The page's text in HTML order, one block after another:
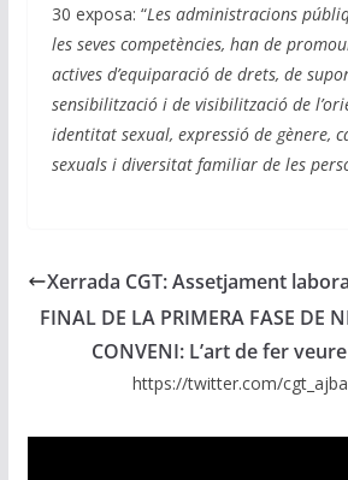
30 exposa: “Les administracions
les seves competències, han de
actives d’equiparació de drets, de
sensibilització i de visibilització de
identitat sexual, expressió de gènere,
sexuals i diversitat familiar de les
Xerrada CGT: Assetjament
FINAL DE LA PRIMERA FASE DE
CONVENI: L’art de fer
https://twitter.com/